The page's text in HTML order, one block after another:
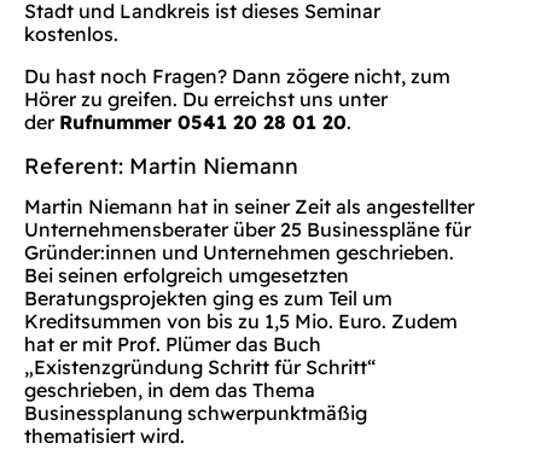
Stadt und Landkreis ist dieses Seminar
kostenlos.
Du hast noch Fragen? Dann zögere nicht, zum
Hörer zu greifen. Du erreichst uns unter
der Rufnummer 0541 20 28 01 20.
Referent: Martin Niemann
Martin Niemann hat in seiner Zeit als angestellter
Unternehmensberater über 25 Businesspläne für
Gründer:innen und Unternehmen geschrieben.
Bei seinen erfolgreich umgesetzten
Beratungsprojekten ging es zum Teil um
Kreditsummen von bis zu 1,5 Mio. Euro. Zudem
hat er mit Prof. Plümer das Buch
„Existenzgründung Schritt für Schritt“
geschrieben, in dem das Thema
Businessplanung schwerpunktmäßig
thematisiert wird.